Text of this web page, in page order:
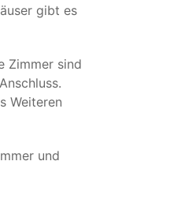
gibt es
Zimmer sind
Weiteren
und